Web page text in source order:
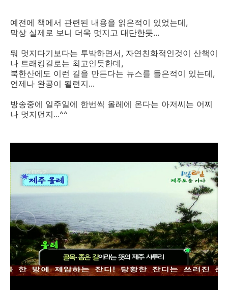
예전에 책에서 관련된 내용을 읽은적이 있었는데,
막상 실제로 보니 더욱 멋지고 대단한듯...
뭐 멋지다기보다는 투박하면서, 자연친화적인것이 산책이
나 트래킹길로는 최고인듯한데,
북한산에도 이런 길을 만든다는 뉴스를 들은적이 있는데,
언제나 완공이 될련지...
방송중에 일주일에 한번씩 올레에 온다는 아저씨는 어찌
나 멋지던지...^^